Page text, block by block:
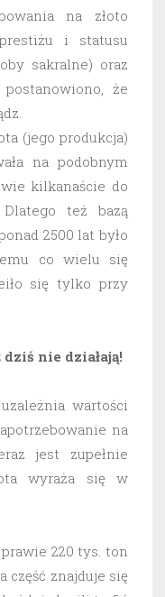
na złoto
i statusu
sakralne) oraz
że
(jego produkcja)
na podobnym
kilkanaście do
też bazą
2500 lat było
co wielu się
się tylko przy
nie działają!
wartości
na
jest zupełnie
wyraża się w
220 tys. ton
część znajduje się